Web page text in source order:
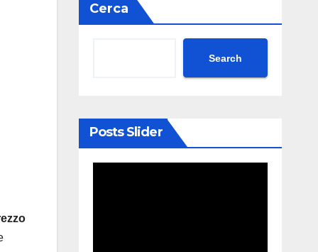
Cerca
Search
Posts Slider